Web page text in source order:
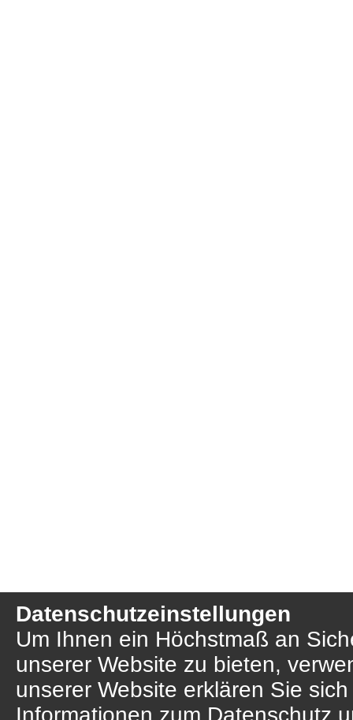
Datenschutzeinstellungen
Um Ihnen ein Höchstmaß an
unserer Website zu bieten,
unserer Website erklären Sie
Informationen zum Datenschutz